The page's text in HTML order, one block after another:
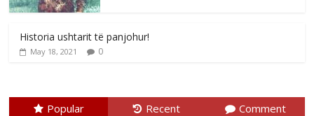
Historia ushtarit të panjohur!
May 18, 2021 0
Popular Recent Comment